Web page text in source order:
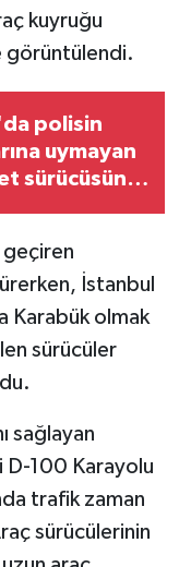
kuyruğu
görüntülendi.
polisin
uymayan
sürücüsüne
İstanbul
Karabük olmak
sürücüler
sağlayan
D-100 Karayolu
trafik zaman
sürücülerinin